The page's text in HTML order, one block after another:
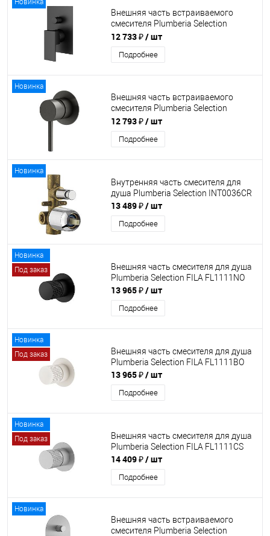
Новинка
Внешняя часть встраиваемого
смесителя Plumberia Selection
TG1001NO
12 733 ₽/ шт
Подробнее
Новинка
Внешняя часть встраиваемого
смесителя Plumberia Selection
XO1111GR
12 793 ₽/ шт
Подробнее
Новинка
Внутренняя часть смесителя для
душа Plumberia Selection INT0036CR
13 489 ₽/ шт
Подробнее
Новинка
Под заказ
Внешняя часть смесителя для душа
Plumberia Selection FILA FL1111NO
13 965 ₽/ шт
Подробнее
Новинка
Под заказ
Внешняя часть смесителя для душа
Plumberia Selection FILA FL1111BO
13 965 ₽/ шт
Подробнее
Новинка
Под заказ
Внешняя часть смесителя для душа
Plumberia Selection FILA FL1111CS
14 409 ₽/ шт
Подробнее
Новинка
Внешняя часть встраиваемого
смесителя Plumberia Selection